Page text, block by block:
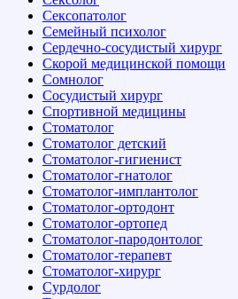
Сексопатолог
Семейный психолог
Сердечно-сосудистый хирург
Скорой медицинской помощи
Сомнолог
Сосудистый хирург
Спортивной медицины
Стоматолог
Стоматолог детский
Стоматолог-гигиенист
Стоматолог-гнатолог
Стоматолог-имплантолог
Стоматолог-ортодонт
Стоматолог-ортопед
Стоматолог-пародонтолог
Стоматолог-терапевт
Стоматолог-хирург
Сурдолог